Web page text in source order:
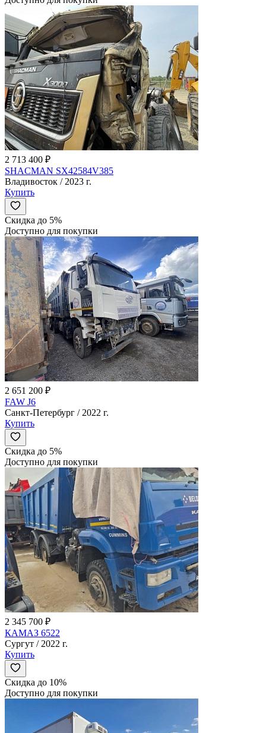
2 713 400 ₽
SHACMAN SX42584V385
Владивосток / 2023 г.
Купить
Скидка до 5%
Доступно для покупки
2 651 200 ₽
FAW J6
Санкт-Петербург / 2022 г.
Купить
Скидка до 5%
Доступно для покупки
2 345 700 ₽
КАМАЗ 6522
Сургут / 2022 г.
Купить
Скидка до 10%
Доступно для покупки